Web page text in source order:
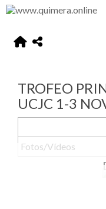
TROFEO
UCJC 1-3